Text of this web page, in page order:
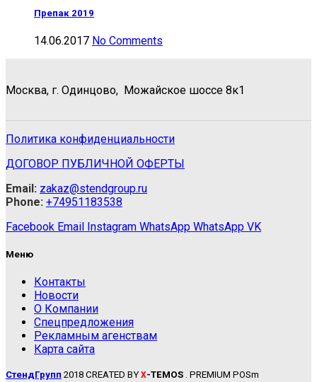
Препак 2019
14.06.2017 No Comments
Москва, г. Одинцово, Можайское шоссе 8к1
Политика конфиденциальности
ДОГОВОР ПУБЛИЧНОЙ ОФЕРТЫ
Email: zakaz@stendgroup.ru
Phone: +74951183538
Facebook Email Instagram WhatsApp WhatsApp VK
Меню
Контакты
Новости
О Компании
Спецпредложения
Рекламным агенствам
Карта сайта
СтендГрупп 2018 CREATED BY X-TEMOS . PREMIUM POSm